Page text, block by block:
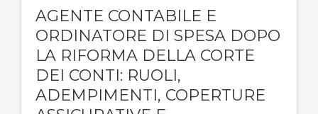
AGENTE CONTABILE E
ORDINATORE DI SPESA DOPO
LA RIFORMA DELLA CORTE
DEI CONTI: RUOLI,
ADEMPIMENTI, COPERTURE